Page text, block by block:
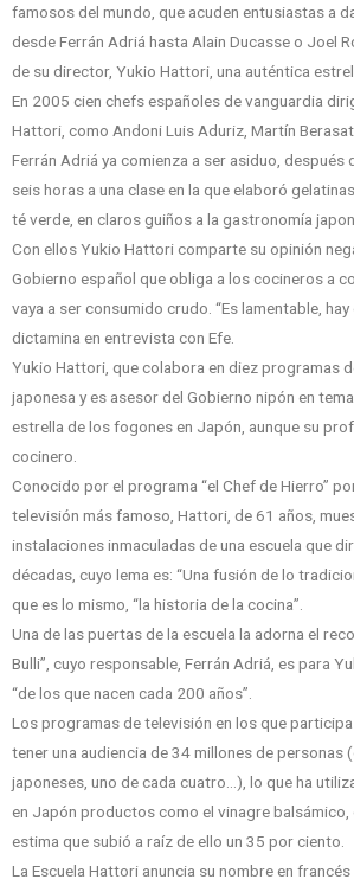
famosos del mundo, que acuden entusiastas a
desde Ferrán Adriá hasta Alain Ducasse o Joel
de su director, Yukio Hattori, una auténtica
En 2005 cien chefs españoles de vanguardia
Hattori, como Andoni Luis Aduriz, Martín
Ferrán Adriá ya comienza a ser asiduo, después
seis horas a una clase en la que elaboró
té verde, en claros guiños a la gastronomía
Con ellos Yukio Hattori comparte su opinión
Gobierno español que obliga a los cocineros a
vaya a ser consumido crudo. “Es lamentable, hay
dictamina en entrevista con Efe.
Yukio Hattori, que colabora en diez programas
japonesa y es asesor del Gobierno nipón en
estrella de los fogones en Japón, aunque su
cocinero.
Conocido por el programa “el Chef de Hierro”
televisión más famoso, Hattori, de 61 años,
instalaciones inmaculadas de una escuela que
décadas, cuyo lema es: “Una fusión de lo
que es lo mismo, “la historia de la cocina”.
Una de las puertas de la escuela la adorna el
Bulli”, cuyo responsable, Ferrán Adriá, es para
“de los que nacen cada 200 años”.
Los programas de televisión en los que
tener una audiencia de 34 millones de personas
japoneses, uno de cada cuatro…), lo que ha
en Japón productos como el vinagre balsámico,
estima que subió a raíz de ello un 35 por ciento.
La Escuela Hattori anuncia su nombre en